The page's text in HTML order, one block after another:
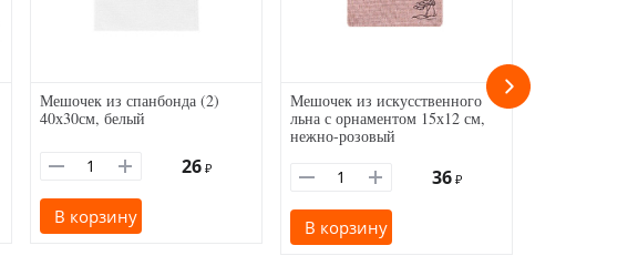
Мешочек из спанбонда (2)
40х30см, белый
26 ₽
В корзину
Мешочек из искусственного
льна с орнаментом 15х12 см,
нежно-розовый
36 ₽
В корзину